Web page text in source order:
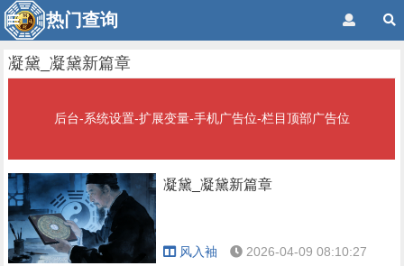
热门查询
凝黛_凝黛新篇章
后台-系统设置-扩展变量-手机广告位-栏目顶部广告位
凝黛_凝黛新篇章
风入袖 2026-04-09 08:10:27